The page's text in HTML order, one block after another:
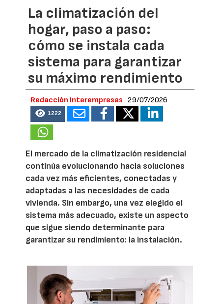
La climatización del
hogar, paso a paso:
cómo se instala cada
sistema para garantizar
su máximo rendimiento
Redacción Interempresas 29/07/2026
1222
El mercado de la climatización residencial
continúa evolucionando hacia soluciones
cada vez más eficientes, conectadas y
adaptadas a las necesidades de cada
vivienda. Sin embargo, una vez elegido el
sistema más adecuado, existe un aspecto
que sigue siendo determinante para
garantizar su rendimiento: la instalación.